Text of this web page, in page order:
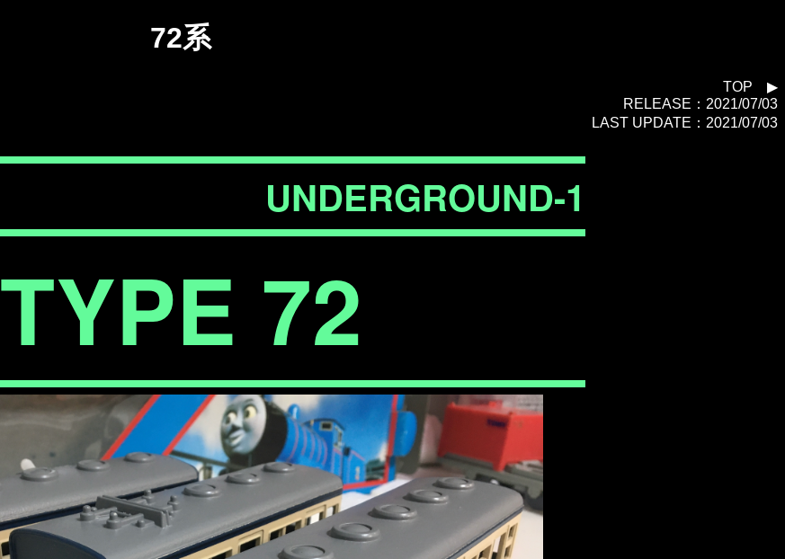
72系
TOP
▶︎
RELEASE：2021/07/03
LAST UPDATE：2021/07/03
UNDERGROUND-1
TYPE 72